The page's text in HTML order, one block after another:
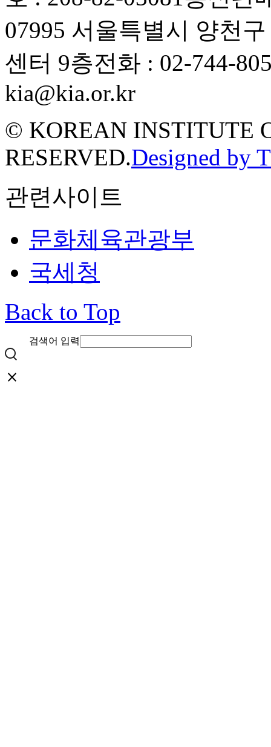
07995 서울특별시 양천
센터 9층전화 : 02-744-
kia@kia.or.kr
© KOREAN INSTITUTE
RESERVED.Designed by
관련사이트
문화체육관광부
국세청
Back to Top
검색어 입력
close